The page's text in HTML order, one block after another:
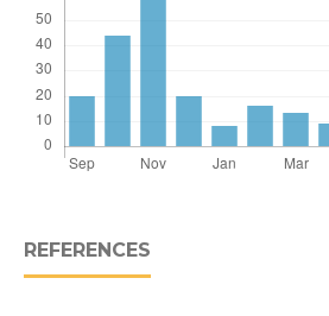
REFERENCES